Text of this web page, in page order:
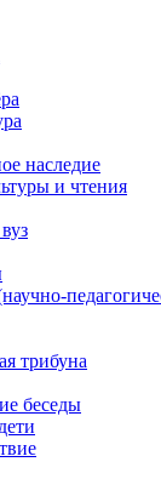
наследие
и чтения
трибуна
беседы